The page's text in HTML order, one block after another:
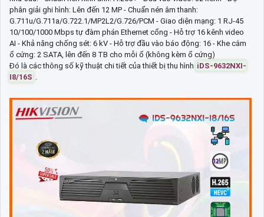
phân giải ghi hình: Lên đến 12 MP - Chuẩn nén âm thanh:
G.711u/G.711a/G.722.1/MP2L2/G.726/PCM - Giao diện mạng: 1 RJ-45
10/100/1000 Mbps tự đàm phán Ethernet cổng - Hỗ trợ 16 kênh video
AI - Khả năng chống sét: 6 kV - Hỗ trợ đầu vào báo động: 16 - Khe cắm
ổ cứng: 2 SATA, lên đến 8 TB cho mỗi ổ (không kèm ổ cứng)
Đó là các thông số kỹ thuật chi tiết của thiết bị thu hình iDS-9632NXI-
I8/16S .